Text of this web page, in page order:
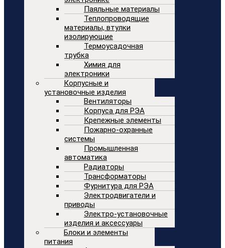
Паяльные материалы
Теплопроводящие
материалы, втулки
изолирующие
Термоусадочная
трубка
Химия для
электроники
Корпусные и
установочные изделия
Вентиляторы
Корпуса для РЭА
Крепежные элементы
Пожарно-охранные
системы
Промышленная
автоматика
Радиаторы
Трансформаторы
Фурнитура для РЭА
Электродвигатели и
приводы
Электро-установочные
изделия и аксессуары
Блоки и элементы
питания